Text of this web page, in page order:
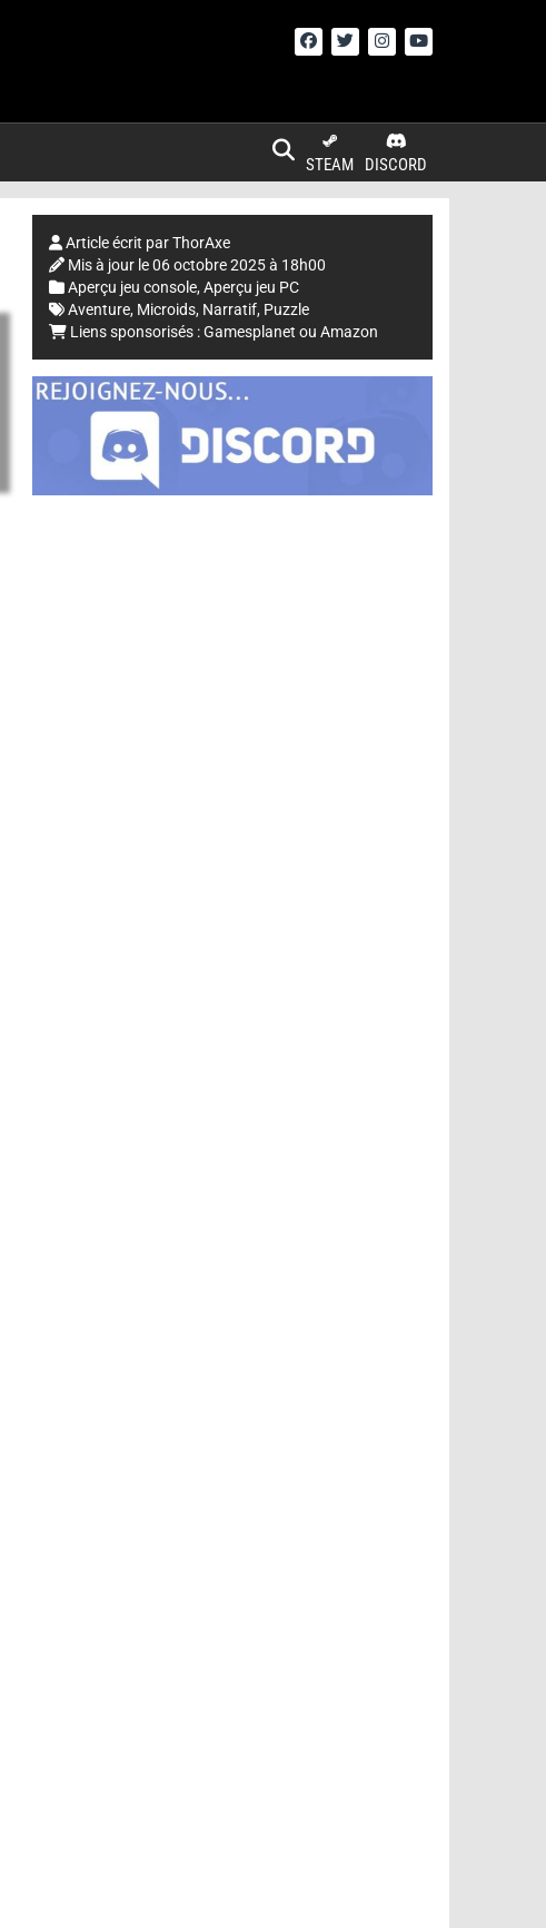
DISCORD
STEAM
Article écrit parThorAxe
Mis à jour le06 octobre 2025 à 18h00
Aperçu jeu console, Aperçu jeu PC
Aventure, Microids, Narratif, Puzzle
Liens sponsorisés :Gamesplanet ou Amazon